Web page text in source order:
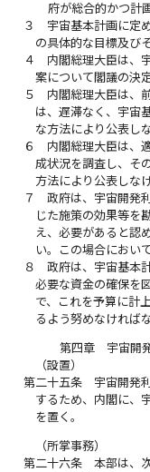
府が総合的かつ計
３
宇宙基本計画に定
の具体的な目標及び
４
内閣総理大臣は、
案について閣議の決
５
内閣総理大臣は、
は、遅滞なく、宇宙
な方法により公表し
６
内閣総理大臣は、
成状況を調査し、そ
方法により公表しな
７
政府は、宇宙開発
じた施策の効果等を
え、必要があると認
い。この場合におい
８
政府は、宇宙基本
必要な資金の確保を
で、これを予算に計
るよう努めなければ
第四章 宇宙開
（設置）
第二十五条
宇宙開発
するため、内閣に、
を置く。
（所掌事務）
第二十六条
本部は、